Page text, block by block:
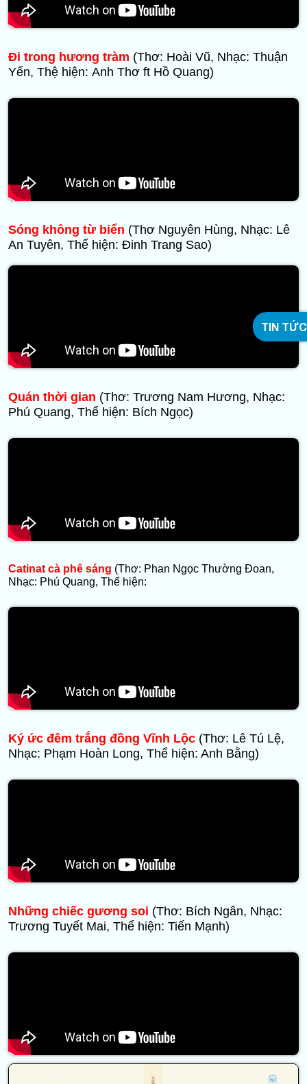
TIN TỨC
Đi trong hương tràm (Thơ: Hoài Vũ, Nhạc: Thuận
Yến, Thệ hiện: Anh Thơ ft Hồ Quang)
Sóng không từ biển (Thơ Nguyên Hùng, Nhạc: Lê
An Tuyên, Thể hiện: Đinh Trang Sao)
Quán thời gian (Thơ: Trương Nam Hương, Nhạc:
Phú Quang, Thể hiện: Bích Ngọc)
Catinat cà phê sáng (Thơ: Phan Ngọc Thường Đoan,
Nhạc: Phú Quang, Thể hiện:
Ký ức đêm trắng đồng Vĩnh Lộc (Thơ: Lê Tú Lệ,
Nhạc: Phạm Hoàn Long, Thể hiện: Anh Bằng)
Những chiếc gương soi (Thơ: Bích Ngân, Nhạc:
Trương Tuyết Mai, Thể hiện: Tiến Mạnh)